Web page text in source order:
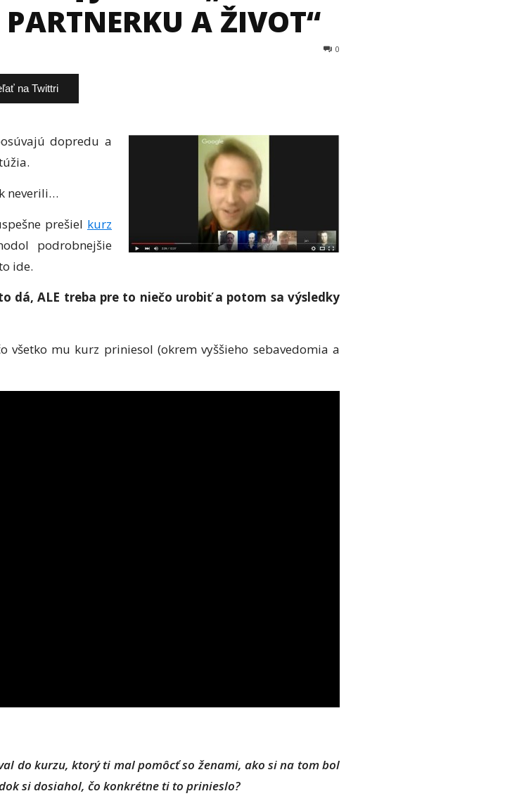
A ŽIVOT“
0
na Twittri
dopredu a
neverili…
prešiel kurz
podrobnejšie
ide.
dá, ALE treba pre to niečo urobiť a potom sa výsledky
všetko mu kurz priniesol (okrem vyššieho sebavedomia a
do kurzu, ktorý ti mal pomôcť so ženami, ako si na tom bol
si dosiahol, čo konkrétne ti to prinieslo?